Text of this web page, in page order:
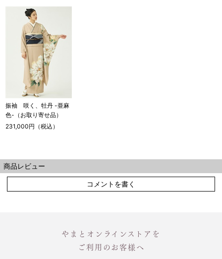
振袖 咲く、牡丹 -亜麻
色-（お取り寄せ品）
231,000円（税込）
商品レビュー
コメントを書く
やまとオンラインストアを
ご利用のお客様へ